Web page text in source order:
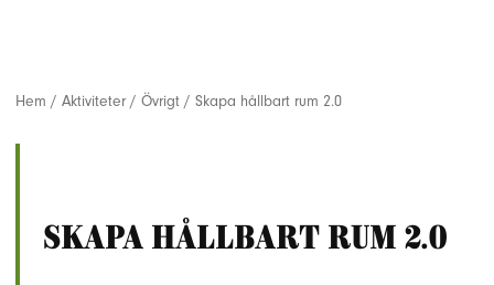
Hem / Aktiviteter / Övrigt / Skapa hållbart rum 2.0
Skapa hållbart rum 2.0